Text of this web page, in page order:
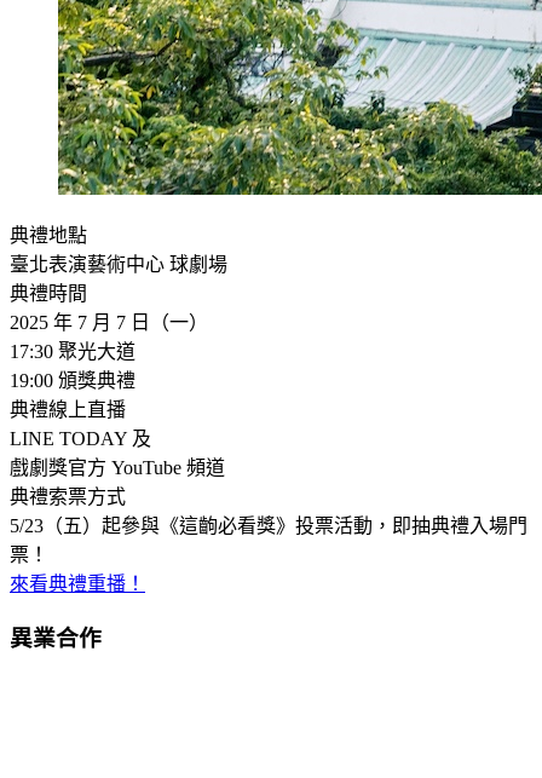
典禮地點
臺北表演藝術中心 球劇場
典禮時間
2025 年 7 月 7 日（一）
17:30 聚光大道
19:00 頒獎典禮
典禮線上直播
LINE TODAY 及
戲劇獎官方 YouTube 頻道
典禮索票方式
5/23（五）起參與《這齣必看獎》投票活動，即抽典禮入場門
票！
來看典禮重播！
異業合作